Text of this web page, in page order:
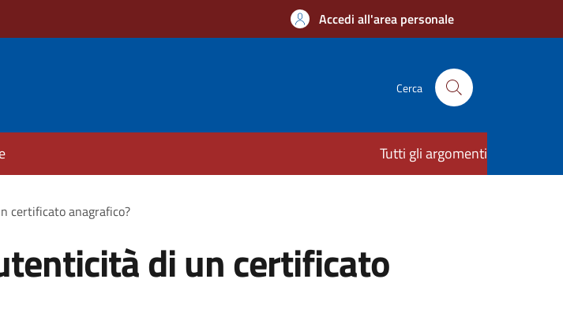
Accedi all'area personale
Cerca
Tutti gli argomenti
certificato anagrafico?
di un certificato